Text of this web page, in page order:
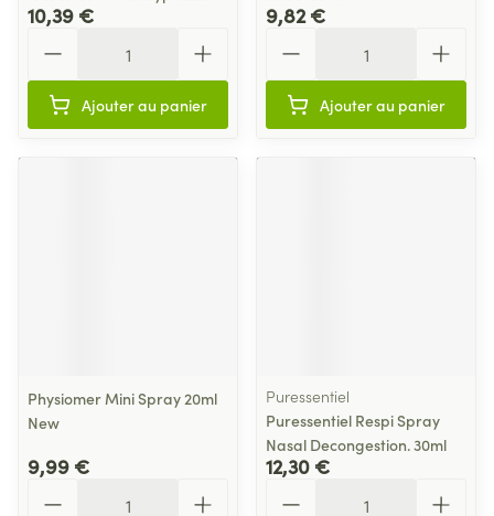
10,39 €
Ajouter au panier
9,82 €
Ajouter au panier
Physiomer Mini Spray 20ml
New
9,99 €
Puressentiel
Puressentiel Respi Spray
Nasal Decongestion. 30ml
12,30 €